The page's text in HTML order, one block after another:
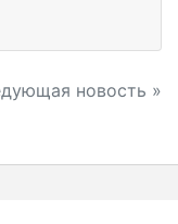
новость »